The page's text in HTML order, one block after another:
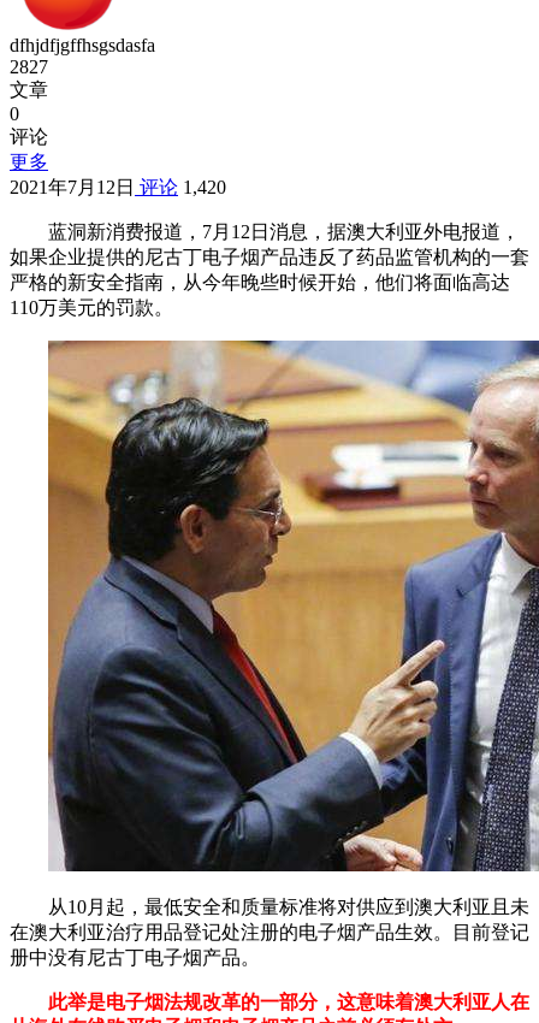
dfhjdfjgffhsgsdasfa
2827
文章
0
评论
更多
2021年7月12日 评论 1,420
蓝洞新消费报道，7月12日消息，据澳大利亚外电报道，
如果企业提供的尼古丁电子烟产品违反了药品监管机构的一套
严格的新安全指南，从今年晚些时候开始，他们将面临高达
110万美元的罚款。
从10月起，最低安全和质量标准将对供应到澳大利亚且未
在澳大利亚治疗用品登记处注册的电子烟产品生效。目前登记
册中没有尼古丁电子烟产品。
此举是电子烟法规改革的一部分，这意味着澳大利亚人在